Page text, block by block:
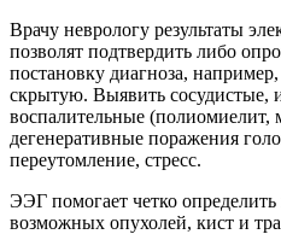
Врачу неврологу результаты
позволят подтвердить либо
постановку диагноза,
скрытую. Выявить сосудистые,
воспалительные (полиомиелит,
дегенеративные поражения
переутомление, стресс.
ЭЭГ помогает четко
возможных опухолей, кист и